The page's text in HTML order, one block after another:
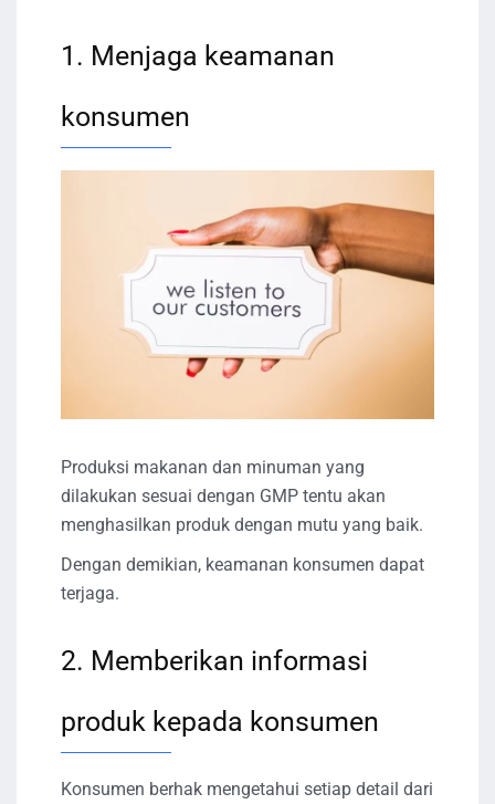
1. Menjaga keamanan
konsumen
Produksi makanan dan minuman yang
dilakukan sesuai dengan GMP tentu akan
menghasilkan produk dengan mutu yang baik.
Dengan demikian, keamanan konsumen dapat
terjaga.
2. Memberikan informasi
produk kepada konsumen
Konsumen berhak mengetahui setiap detail dari